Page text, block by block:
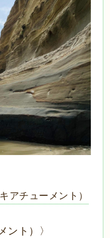
アチューメント）
ント）〉